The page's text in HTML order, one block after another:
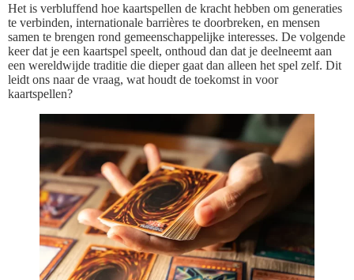
Het is verbluffend hoe kaartspellen de kracht hebben om generaties
te verbinden, internationale barrières te doorbreken, en mensen
samen te brengen rond gemeenschappelijke interesses. De volgende
keer dat je een kaartspel speelt, onthoud dan dat je deelneemt aan
een wereldwijde traditie die dieper gaat dan alleen het spel zelf. Dit
leidt ons naar de vraag, wat houdt de toekomst in voor
kaartspellen?